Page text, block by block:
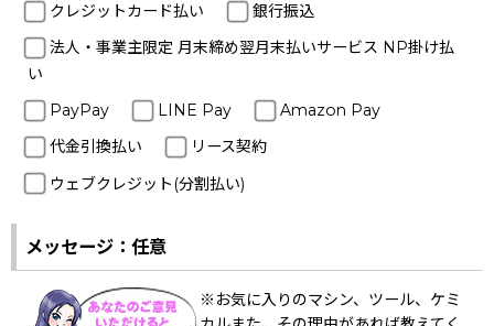
クレジットカード払い
銀行振込
法人・事業主限定 月末締め翌月末払いサービス NP掛け払
い
PayPay
LINE Pay
Amazon Pay
代金引換払い
リース契約
ウェブクレジット(分割払い)
メッセージ：任意
※お気に入りのマシン、ツール、ケミ